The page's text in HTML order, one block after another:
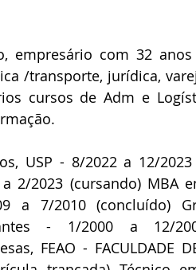
empresário com 32
/transporte, jurídica,
cursos de Adm e
USP - 8/2022 a 12/
2/2023 (cursando) MBA
a 7/2010 (concluído)
- 1/2000 a 12/
FEAO - FACULDADE